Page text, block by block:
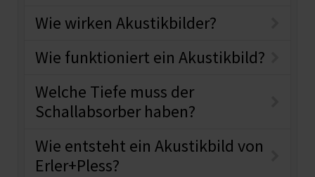
Wie wirken Akustikbilder?
Wie funktioniert ein Akustikbild?
Welche Tiefe muss der
Schallabsorber haben?
Wie entsteht ein Akustikbild von
Erler+Pless?